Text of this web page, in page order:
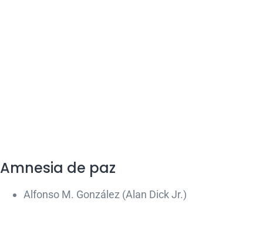
Amnesia de paz
Alfonso M. González (Alan Dick Jr.)